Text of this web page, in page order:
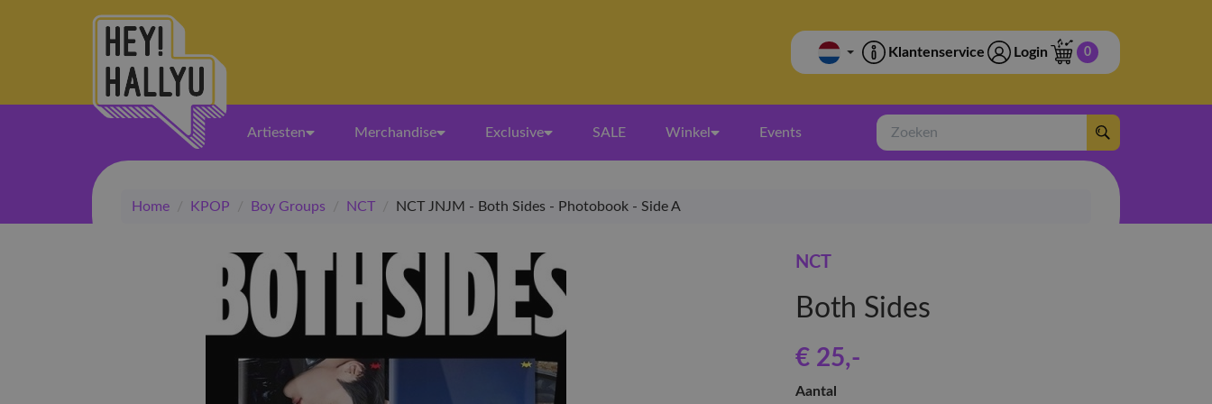
Klantenservice Login 0
Artiesten Merchandise Exclusive SALE Winkel Events
Zoeken
Home / KPOP / Boy Groups / NCT / NCT JNJM - Both Sides - Photobook - Side A
NCT
Both Sides
€ 25,-
Aantal